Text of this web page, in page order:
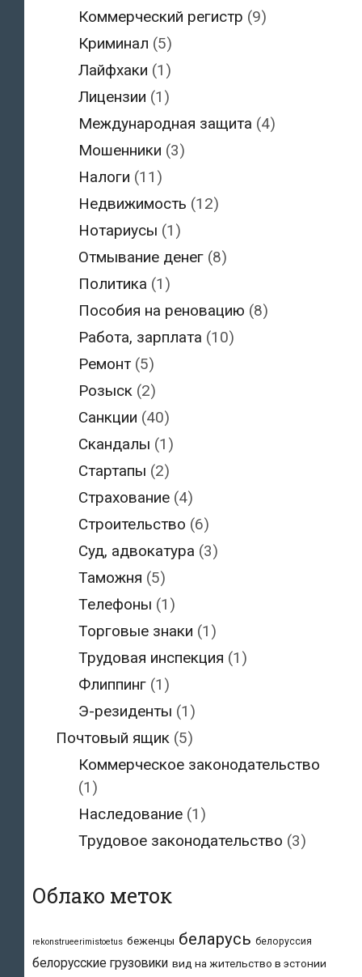
Коммерческий регистр (9)
Криминал (5)
Лайфхаки (1)
Лицензии (1)
Международная защита (4)
Мошенники (3)
Налоги (11)
Недвижимость (12)
Нотариусы (1)
Отмывание денег (8)
Политика (1)
Пособия на реновацию (8)
Работа, зарплата (10)
Ремонт (5)
Розыск (2)
Санкции (40)
Скандалы (1)
Стартапы (2)
Страхование (4)
Строительство (6)
Суд, адвокатура (3)
Таможня (5)
Телефоны (1)
Торговые знаки (1)
Трудовая инспекция (1)
Флиппинг (1)
Э-резиденты (1)
Почтовый ящик(5)
Коммерческое законодательство
(1)
Наследование (1)
Трудовое законодательство (3)
Облако меток
rekonstrueerimistoetus беженцы беларусь белоруссия
белорусские грузовики вид на жительство в эстонии